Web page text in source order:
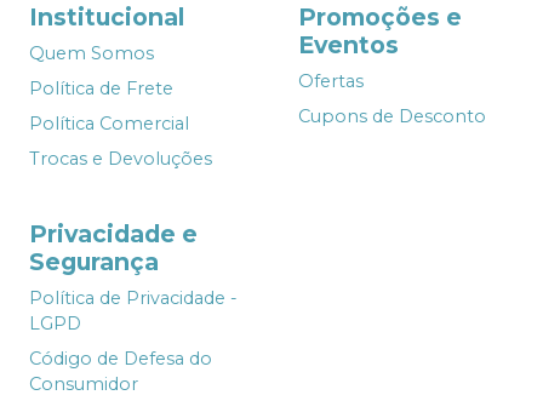
Institucional
Quem Somos
Política de Frete
Política Comercial
Trocas e Devoluções
Promoções e
Eventos
Ofertas
Cupons de Desconto
Privacidade e
Segurança
Política de Privacidade -
LGPD
Código de Defesa do
Consumidor